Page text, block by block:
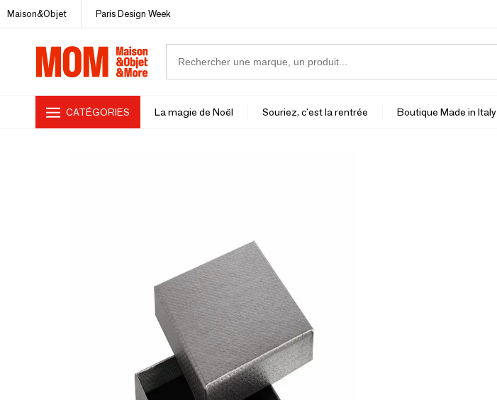
Maison&Objet Paris Design Week
CATÉGORIES La magie de Noël Souriez, c'est la rentrée Boutique Made in Italy